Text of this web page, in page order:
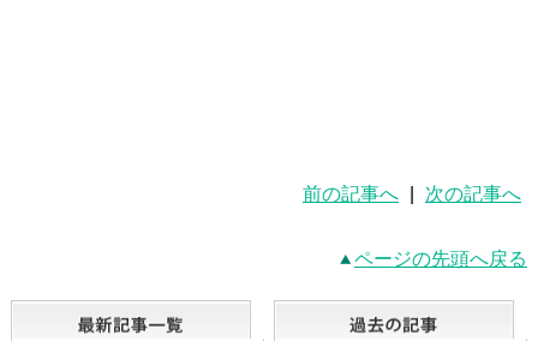
前の記事へ 次の記事へ
ページの先頭へ戻る
最新記事一覧